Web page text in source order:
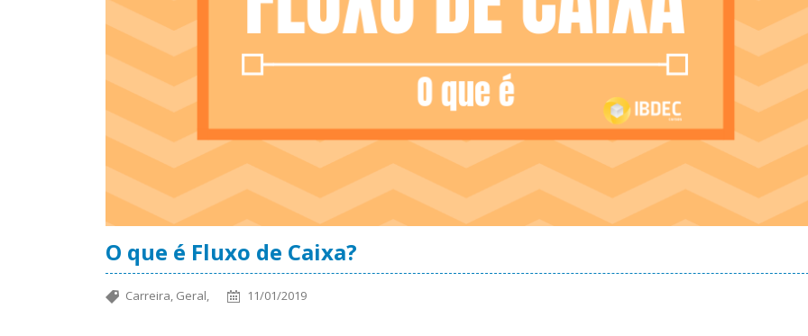
O que é Fluxo de Caixa?
Carreira, Geral, 11/01/2019